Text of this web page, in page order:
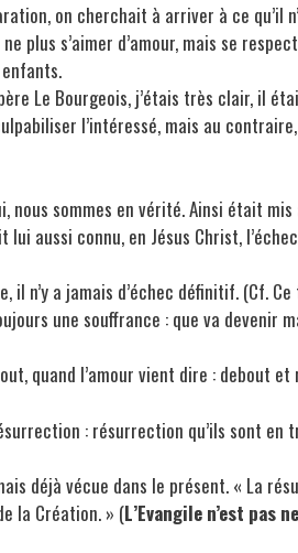
on cherchait à arriver à ce qu’il
plus s’aimer d’amour, mais se
Le Bourgeois, j’étais très clair, il
l’intéressé, mais au
sommes en vérité. Ainsi était
aussi connu, en Jésus Christ,
il n’y a jamais d’échec définitif. (Cf.
une souffrance : que va devenir
quand l’amour vient dire : debout
: résurrection qu’ils sont
déjà vécue dans le présent. « La
la Création. » (L’Evangile n’est pas